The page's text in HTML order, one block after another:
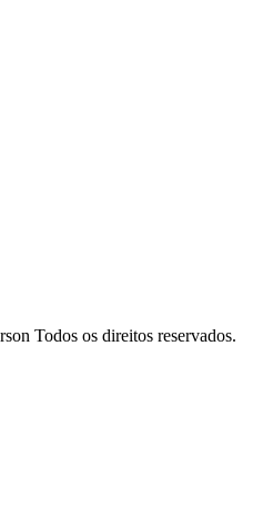
Todos os direitos reservados.